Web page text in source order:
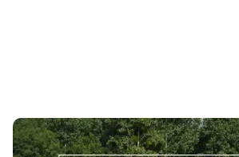
Bulletins de Santé du Végétal -